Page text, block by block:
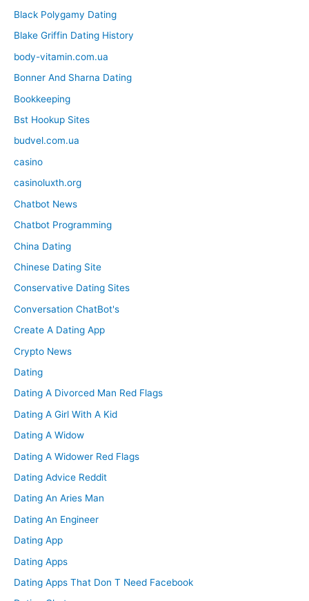
Black Polygamy Dating
Blake Griffin Dating History
body-vitamin.com.ua
Bonner And Sharna Dating
Bookkeeping
Bst Hookup Sites
budvel.com.ua
casino
casinoluxth.org
Chatbot News
Chatbot Programming
China Dating
Chinese Dating Site
Conservative Dating Sites
Conversation ChatBot's
Create A Dating App
Crypto News
Dating
Dating A Divorced Man Red Flags
Dating A Girl With A Kid
Dating A Widow
Dating A Widower Red Flags
Dating Advice Reddit
Dating An Aries Man
Dating An Engineer
Dating App
Dating Apps
Dating Apps That Don T Need Facebook